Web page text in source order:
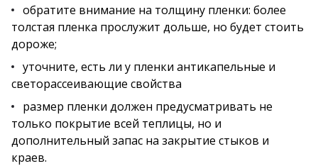
обратите внимание на толщину пленки: более
толстая пленка прослужит дольше, но будет стоить
дороже;
уточните, есть ли у пленки антикапельные и
светорассеивающие свойства
размер пленки должен предусматривать не
только покрытие всей теплицы, но и
дополнительный запас на закрытие стыков и
краев.